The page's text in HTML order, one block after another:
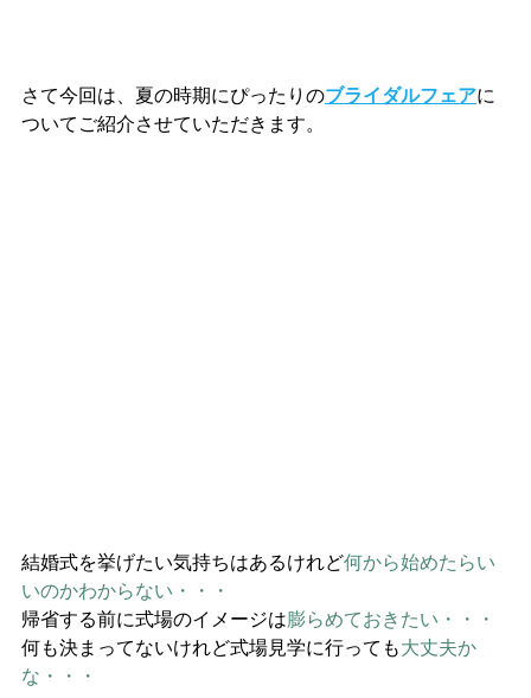
さて今回は、夏の時期にぴったりのブライダルフェアに
ついてご紹介させていただきます。
結婚式を挙げたい気持ちはあるけれど何から始めたらい
いのかわからない・・・
帰省する前に式場のイメージは膨らめておきたい・・・
何も決まってないけれど式場見学に行っても大丈夫か
な・・・